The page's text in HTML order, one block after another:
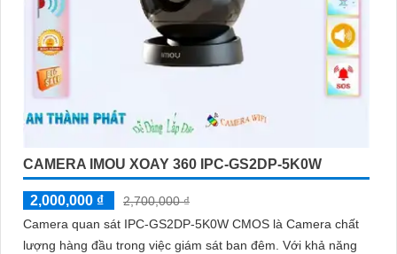
CAMERA IMOU XOAY 360 IPC-GS2DP-5K0W
2,000,000 ₫
2,700,000 ₫
Camera quan sát IPC-GS2DP-5K0W CMOS là Camera chất
lượng hàng đầu trong việc giám sát ban đêm. Với khả năng